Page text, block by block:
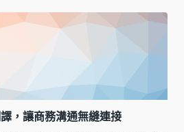
，讓商務溝通無縫連接